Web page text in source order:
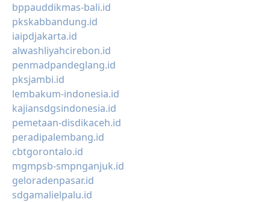
bppauddikmas-bali.id
pkskabbandung.id
iaipdjakarta.id
alwashliyahcirebon.id
penmadpandeglang.id
pksjambi.id
lembakum-indonesia.id
kajiansdgsindonesia.id
pemetaan-disdikaceh.id
peradipalembang.id
cbtgorontalo.id
mgmpsb-smpnganjuk.id
geloradenpasar.id
sdgamalielpalu.id